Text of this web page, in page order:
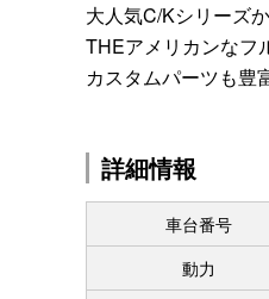
大人気C/Kシリーズ
THEアメリカンなフ
カスタムパーツも豊
詳細情報
車台番号
動力